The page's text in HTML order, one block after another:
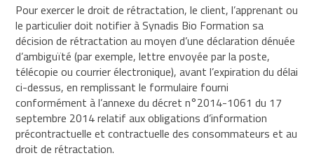
Pour exercer le droit de rétractation, le client, l’apprenant ou
le particulier doit notifier à Synadis Bio Formation sa
décision de rétractation au moyen d’une déclaration dénuée
d’ambiguïté (par exemple, lettre envoyée par la poste,
télécopie ou courrier électronique), avant l’expiration du délai
ci-dessus, en remplissant le formulaire fourni
conformément à l’annexe du décret n°2014-1061 du 17
septembre 2014 relatif aux obligations d’information
précontractuelle et contractuelle des consommateurs et au
droit de rétractation.